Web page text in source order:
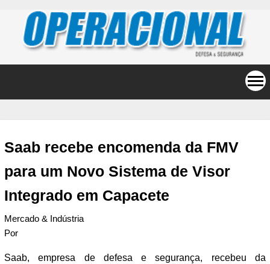
Saab recebe encomenda da FMV
para um Novo Sistema de Visor
Integrado em Capacete
Mercado & Indústria
Por
Saab, empresa de defesa e segurança, recebeu da